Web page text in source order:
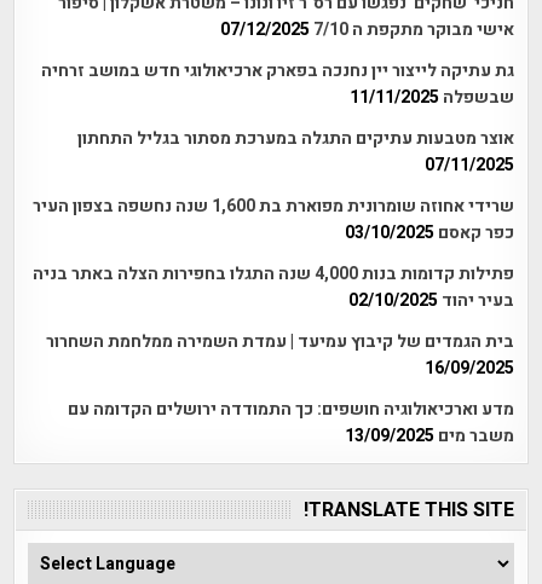
אישי מבוקר מתקפת ה 7/10
07/12/2025
גת עתיקה לייצור יין נחנכה בפארק ארכיאולוגי חדש במושב זרחיה
שבשפלה 11/11/2025
אוצר מטבעות עתיקים התגלה במערכת מסתור בגליל התחתון
07/11/2025
שרידי אחוזה שומרונית מפוארת בת 1,600 שנה נחשפה בצפון העיר
כפר קאסם 03/10/2025
פתילות קדומות בנות 4,000 שנה התגלו בחפירות הצלה באתר בניה
בעיר יהוד 02/10/2025
בית הגמדים של קיבוץ עמיעד | עמדת השמירה ממלחמת השחרור
16/09/2025
מדע וארכיאולוגיה חושפים: כך התמודדה ירושלים הקדומה עם
משבר מים 13/09/2025
TRANSLATE THIS SITE!